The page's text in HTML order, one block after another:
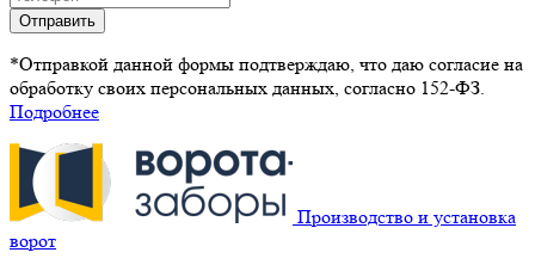
Отправить
*Отправкой данной формы подтверждаю, что даю согласие на
обработку своих персональных данных, согласно 152-ФЗ.
Подробнее
Производство и установка
ворот